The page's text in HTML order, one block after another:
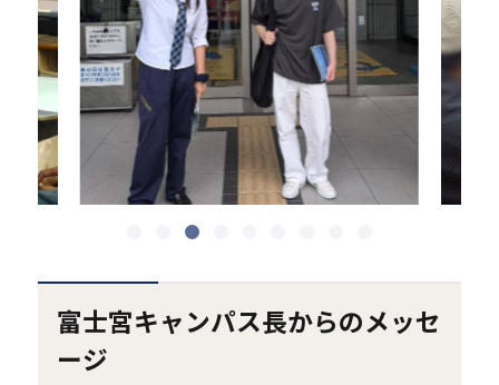
富士宮キャンパス長からのメッセ
ージ